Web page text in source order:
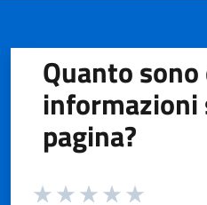
Quanto
informazioni
pagina?
Valuta da 1 a 5 stelle la pagina